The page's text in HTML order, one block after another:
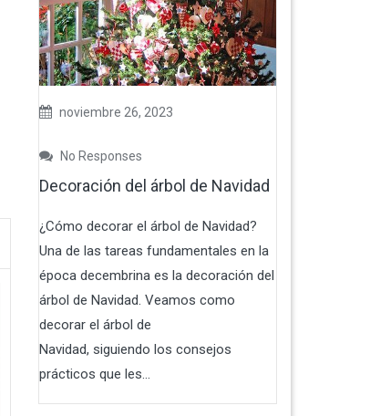
noviembre 26, 2023
No Responses
Decoración del árbol de Navidad
¿Cómo decorar el árbol de Navidad?
Una de las tareas fundamentales en la
época decembrina es la decoración del
árbol de Navidad. Veamos como
decorar el árbol de
Navidad, siguiendo los consejos
prácticos que les...